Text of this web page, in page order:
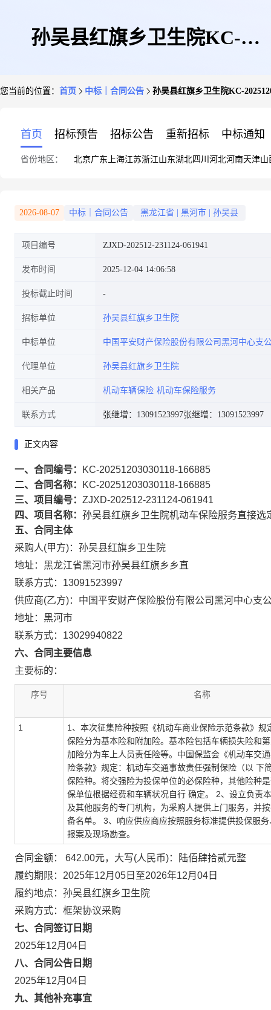
孙吴县红旗乡卫生院KC-
您当前的位置： 首页 中标｜合同公告 孙吴县红旗乡卫生院KC-
首页 招标预告 招标公告 重新招标 中标通知
省份地区： 北京广东 上海江苏浙江山东湖北四川 河北河南天津山
2026-08-07 中标｜合同公告 黑龙江省 黑河市 孙吴县
项目编号 ZJXD-202512-231124-061941
发布时间 2025-12-04 14:06:58
投标截止时间
招标单位 孙吴县红旗乡卫生院
中标单位 中国平安财产保险股份有限公司黑河中心支
代理单位 孙吴县红旗乡卫生院
相关产品 机动车辆保险 机动车保险服务
联系方式 张继增：13091523997张继增：13091523997
正文内容
一、合同编号：
KC-20251203030118-166885
二、合同名称：
KC-20251203030118-166885
三、项目编号： ZJXD-202512-231124-061941
四、项目名称： 孙吴县红旗乡卫生院机动车保险服务直接选
五、合同主体
采购人(甲方)：孙吴县红旗乡卫生院
地址：黑龙江省黑河市孙吴县红旗乡乡直
联系方式：13091523997
供应商(乙方)：中国平安财产保险股份有限公司黑河中心支
地址：黑河市
联系方式：13029940822
六、合同主要信息
主要标的：
序号 名称
1
1、本次征集险种按照《机动车商业保险示范条款》规
保险分为基本险和附加险。基本险包括车辆损失险和
加险分为车上人员责任险等。中国保监会《机动车交
险条款》规定：机动车交通事故责任强制保险（以 下
保险种。将交强险为投保单位的必保险种，其他险种
保单位根据经费和车辆状况自行 确定。 2、设立负责
及其他服务的专门机构，为采购人提供上门服务，并
备名单。 3、响应供应商应按照服务标准提供投保服
报案及现场勘查。
合同金额： 642.00元，大写(人民币)：陆佰肆拾贰元整
履约期限：2025年12月05日至2026年12月04日
履约地点：孙吴县红旗乡卫生院
采购方式：框架协议采购
七、合同签订日期
2025年12月04日
八、合同公告日期
2025年12月04日
九、其他补充事宜